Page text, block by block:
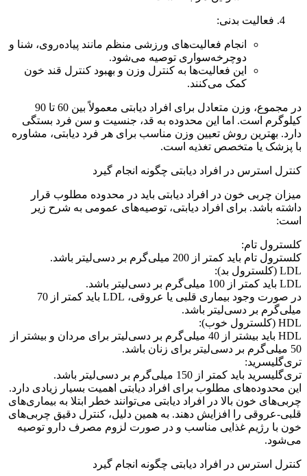
فعالیت بدنی:
انجام فعالیت‌های ورزشی منظم مانند پیاده‌روی، شنا و
دوچرخه‌سواری توصیه می‌شود.
این فعالیت‌ها به کنترل وزن و بهبود کنترل قند خون
کمک می‌کنند.
در مجموع، وزن متعادل برای افراد دیابتی معمولاً بین 60 تا 90
کیلوگرم است. اما این محدوده به قد، جنسیت و سن فرد بستگی
دارد. بهترین روش تعیین وزن مناسب برای هر فرد دیابتی، مشاوره
با پزشک یا متخصص تغذیه است.
کنترل استرس در افراد دیابتی چگونه انجام گیرد
میزان چربی خون در افراد دیابتی باید در محدوده مطلوب قرار
داشته باشد. برای افراد دیابتی، توصیه‌های عمومی به شرح زیر
است:
کلسترول تام:
کلسترول تام باید کمتر از 200 میلی‌گرم بر دسی‌لیتر باشد.
LDL (کلسترول بد):
LDL باید کمتر از 100 میلی‌گرم بر دسی‌لیتر باشد.
در صورت وجود بیماری قلبی یا عروقی، LDL باید کمتر از 70
میلی‌گرم بر دسی‌لیتر باشد.
HDL (کلسترول خوب):
HDL باید بیشتر از 40 میلی‌گرم بر دسی‌لیتر برای مردان و بیشتر از
50 میلی‌گرم بر دسی‌لیتر برای زنان باشد.
تری‌گلیسرید:
تری‌گلیسرید باید کمتر از 150 میلی‌گرم بر دسی‌لیتر باشد.
این محدوده‌های مطلوب برای افراد دیابتی اهمیت بسیار زیادی دارد.
چربی‌های خون بالا در افراد دیابتی می‌توانند خطر ابتلا به بیماری‌های
قلبی-عروقی را افزایش دهند. به همین دلیل، کنترل دقیق چربی‌های
خون با رژیم غذایی مناسب و در صورت لزوم مصرف دارو توصیه
می‌شود.
کنترل استرس در افراد دیابتی چگونه انجام گیرد